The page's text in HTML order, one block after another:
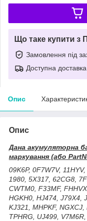
Що таке купити з
Замовлення під
Доступна доставка
Опис
Опис
Дана акумуляторна
маркування (або
09K6P, 0F7W7V,
1980, 5X317, 62CG8,
CWTM0, F33MF,
HGKH0, HJ474, J79X4,
KJ321, MHPKF, NGXCJ,
TPHRG, UJ499,